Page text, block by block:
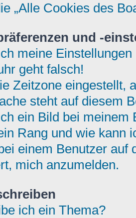
„Alle Cookies des
und -
meine Einstellungen
geht falsch!
Zeitzone eingestellt,
steht auf diesem
ein Bild bei meinem
Rang und wie kann
einem Benutzer auf
mich anzumelden.
ich ein Thema?